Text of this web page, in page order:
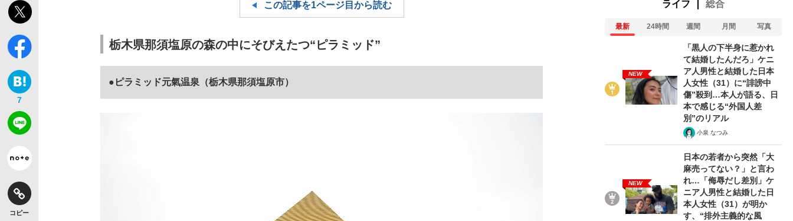
7
コピー
この記事を1ページ目から読む
栃木県那須塩原の森の中にそびえたつ“ピラミッド”
●ピラミッド元氣温泉（栃木県那須塩原市）
ライフ 総合
最新 24時間 週間 月間 写真
NEW
「黒人の下半身に惹かれ
て結婚したんだろ」ケニ
ア人男性と結婚した日本
人女性（31）に“誹謗中
傷”殺到…本人が語る、日
本で感じる“外国人差
別”のリアル
小泉 なつみ
NEW
日本の若者から突然「大
麻売ってない？」と言わ
れ…「侮辱だし差別」ケ
ニア人男性と結婚した日
本人女性（31）が明か
す、“排外主義的な風